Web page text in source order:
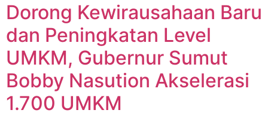
Dorong Kewirausahaan Baru
dan Peningkatan Level
UMKM, Gubernur Sumut
Bobby Nasution Akselerasi
1.700 UMKM